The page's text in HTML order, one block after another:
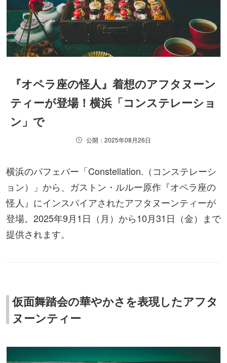
『オペラ座の怪人』着想のアフタヌーン
ティーが登場！横浜「コンステレーショ
ン」で
公開：2025年08月26日
横浜のパフェバー「Constellation.（コンステレーシ
ョン）」から、ガストン・ルルー原作『オペラ座の
怪人』にインスパイアされたアフタヌーンティーが
登場。2025年9月1日（月）から10月31日（金）まで
提供されます。
仮面舞踏会の華やかさを表現したアフタ
ヌーンティー